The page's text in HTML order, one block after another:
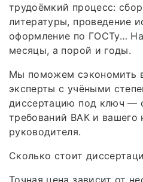
трудоёмкий процесс:
литературы, проведение
оформление по ГОСТу… На
месяцы, а порой и годы.
Мы поможем сэкономить
эксперты с учёными
диссертацию под ключ —
требований ВАК и вашего
руководителя.
Сколько стоит
Точная цена зависит от